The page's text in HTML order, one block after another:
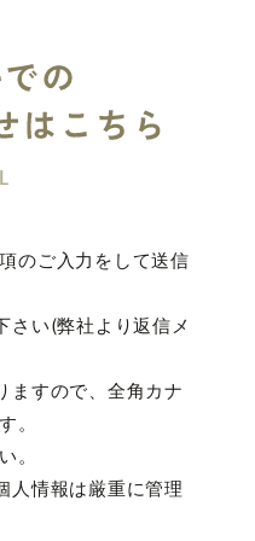
のご入力をして送信
さい(弊社より返信メ
ますので、全角カナ
。
。
人情報は厳重に管理